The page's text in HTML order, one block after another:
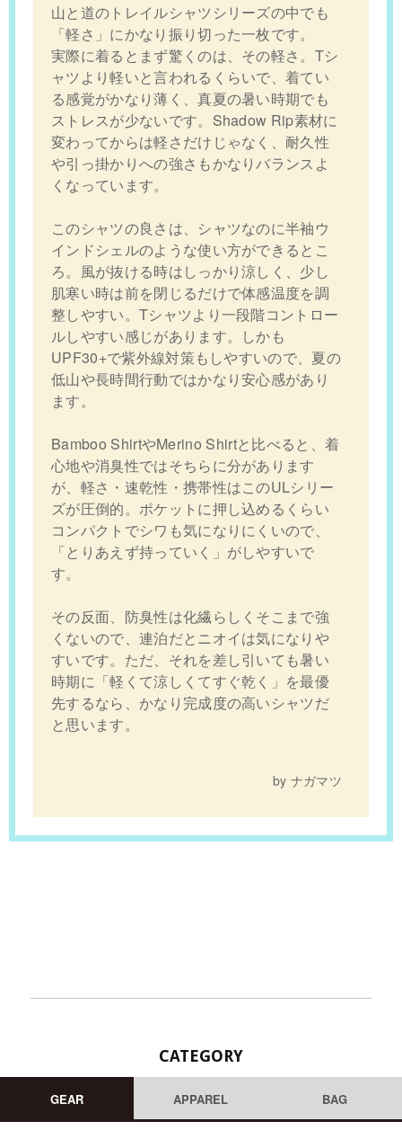
山と道のトレイルシャツシリーズの中でも
「軽さ」にかなり振り切った一枚です。
実際に着るとまず驚くのは、その軽さ。Tシ
ャツより軽いと言われるくらいで、着てい
る感覚がかなり薄く、真夏の暑い時期でも
ストレスが少ないです。Shadow Rip素材に
変わってからは軽さだけじゃなく、耐久性
や引っ掛かりへの強さもかなりバランスよ
くなっています。
このシャツの良さは、シャツなのに半袖ウ
インドシェルのような使い方ができるとこ
ろ。風が抜ける時はしっかり涼しく、少し
肌寒い時は前を閉じるだけで体感温度を調
整しやすい。Tシャツより一段階コントロー
ルしやすい感じがあります。しかも
UPF30+で紫外線対策もしやすいので、夏の
低山や長時間行動ではかなり安心感があり
ます。
Bamboo ShirtやMerino Shirtと比べると、着
心地や消臭性ではそちらに分があります
が、軽さ・速乾性・携帯性はこのULシリー
ズが圧倒的。ポケットに押し込めるくらい
コンパクトでシワも気になりにくいので、
「とりあえず持っていく」がしやすいで
す。
その反面、防臭性は化繊らしくそこまで強
くないので、連泊だとニオイは気になりや
すいです。ただ、それを差し引いても暑い
時期に「軽くて涼しくてすぐ乾く」を最優
先するなら、かなり完成度の高いシャツだ
と思います。
by ナガマツ
CATEGORY
GEAR APPAREL BAG